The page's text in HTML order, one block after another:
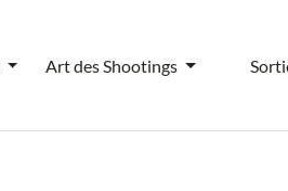
Art des Shootings